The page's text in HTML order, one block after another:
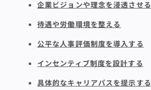
企業ビジョンや理念を浸透させる
待遇や労働環境を整える
公平な人事評価制度を導入する
インセンティブ制度を設計する
具体的なキャリアパスを提示する